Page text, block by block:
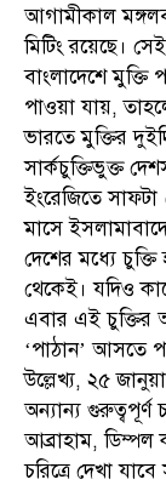
আগামীকাল
মিটিং রয়েছে।
বাংলাদেশে মুক্তি
পাওয়া যায়,
ভারতে মুক্তির
সার্কচুক্তিভুক্ত
ইংরেজিতে
মাসে
দেশের মধ্যে
থেকেই। যদিও
এবার এই চুক্তির
‘পাঠান’ আসতে
উল্লেখ্য, ২৫
অন্যান্য
আব্রাহাম, ডিম্পল
চরিত্রে দেখা